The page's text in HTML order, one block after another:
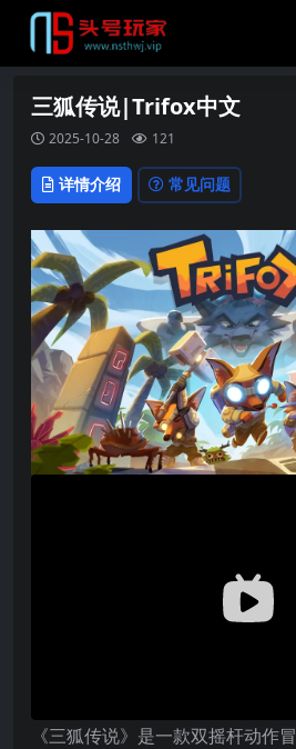
三狐传说|Trifox中文
2025-10-28 121
详情介绍 常见问题
《三狐传说》是一款双摇杆动作